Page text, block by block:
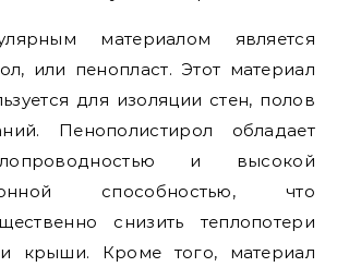
материалом является
или пенопласт. Этот материал
для изоляции стен, полов
Пенополистирол обладает
и высокой
способностью, что
снизить теплопотери
крыши. Кроме того, материал